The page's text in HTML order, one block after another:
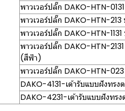
พาวเวอร์ปลั๊ก DAKO-HTN-
พาวเวอร์ปลั๊ก DAKO-HTN-
พาวเวอร์ปลั๊ก DAKO-HTN-
พาวเวอร์ปลั๊ก DAKO-HTN-
(สีฟ้า)
พาวเวอร์ปลั๊ก DAKO-HTN-
DAKO-4131-เต้ารับแบบฝังทร
DAKO-4231-เต้ารับแบบฝังทร